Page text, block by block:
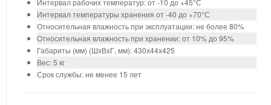
Интервал рабочих температур: от -10 до +45°С
Интервал температуры хранения от -40 до +70°С
Относительная влажность при эксплуатации: не более 80%
Относительная влажность при хранении: от 10% до 95%
Габариты (мм) (ШхВxГ, мм): 430х44х425
Вес: 5 кг
Срок службы: не менее 15 лет